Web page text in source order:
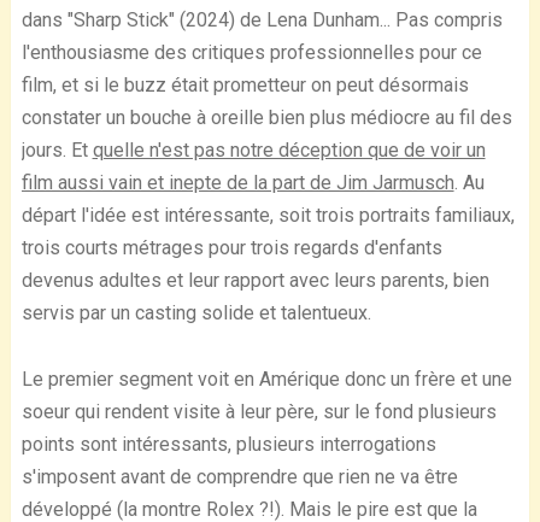
dans "Sharp Stick" (2024) de Lena Dunham... Pas compris
l'enthousiasme des critiques professionnelles pour ce
film, et si le buzz était prometteur on peut désormais
constater un bouche à oreille bien plus médiocre au fil des
jours. Et quelle n'est pas notre déception que de voir un
film aussi vain et inepte de la part de Jim Jarmusch . Au
départ l'idée est intéressante, soit trois portraits familiaux,
trois courts métrages pour trois regards d'enfants
devenus adultes et leur rapport avec leurs parents, bien
servis par un casting solide et talentueux.
Le premier segment voit en Amérique donc un frère et une
soeur qui rendent visite à leur père, sur le fond plusieurs
points sont intéressants, plusieurs interrogations
s'imposent avant de comprendre que rien ne va être
développé (la montre Rolex ?!). Mais le pire est que la